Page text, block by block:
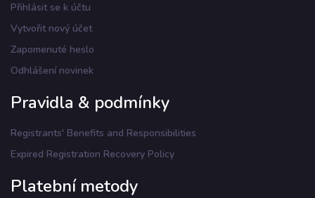
Přihlásit se k účtu
Vytvořit nový účet
Zapomenuté heslo
Odhlášení novinek
Pravidla & podmínky
Registrants' Benefits and Responsibilities
Expired Registration Recovery Policy
Platební metody